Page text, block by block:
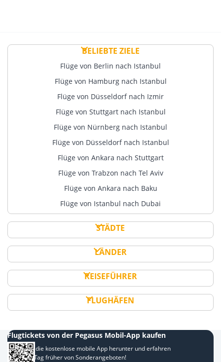
BELIEBTE ZIELE
Flüge von Berlin nach Istanbul
Flüge von Hamburg nach Istanbul
Flüge von Düsseldorf nach Izmir
Flüge von Stuttgart nach Istanbul
Flüge von Nürnberg nach Istanbul
Flüge von Düsseldorf nach Istanbul
Flüge von Ankara nach Stuttgart
Flüge von Trabzon nach Tel Aviv
Flüge von Ankara nach Baku
Flüge von Istanbul nach Dubai
STÄDTE
LÄNDER
REISEFÜHRER
FLUGHÄFEN
Flugtickets von der Pegasus Mobil-App kaufen
Laden Sie die kostenlose mobile App herunter und erfahren
Sie einen Tag früher von Sonderangeboten!